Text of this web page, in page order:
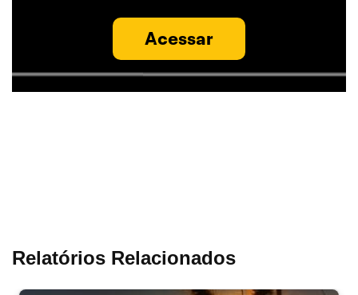
Acessar
Relatórios Relacionados